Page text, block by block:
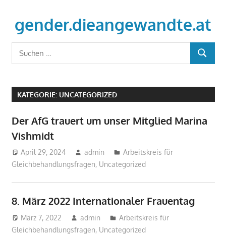
springengender.dieangewandte.at
Just
another
SUCHEN
KATEGORIE: UNCATEGORIZED
Der AfG trauert um unser Mitglied Marina
Vishmidt
April 29, 2024 admin
Arbeitskreis für
Gleichbehandlungsfragen, Uncategorized
8. März 2022 Internationaler Frauentag
März 7, 2022 admin
Arbeitskreis für
Gleichbehandlungsfragen, Uncategorized